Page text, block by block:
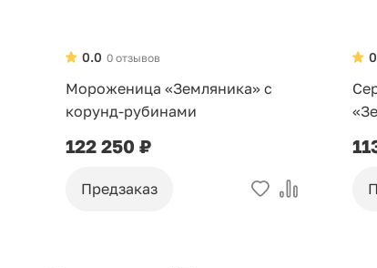
0 отзывов
0.0
Мороженица «Земляника» с
корунд-рубинами
122 250 ₽
Предзаказ